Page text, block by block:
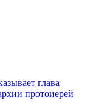
глава
протоиерей